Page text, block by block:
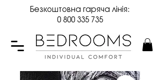
Безкоштовна гаряча лінія:
0 800 335 735